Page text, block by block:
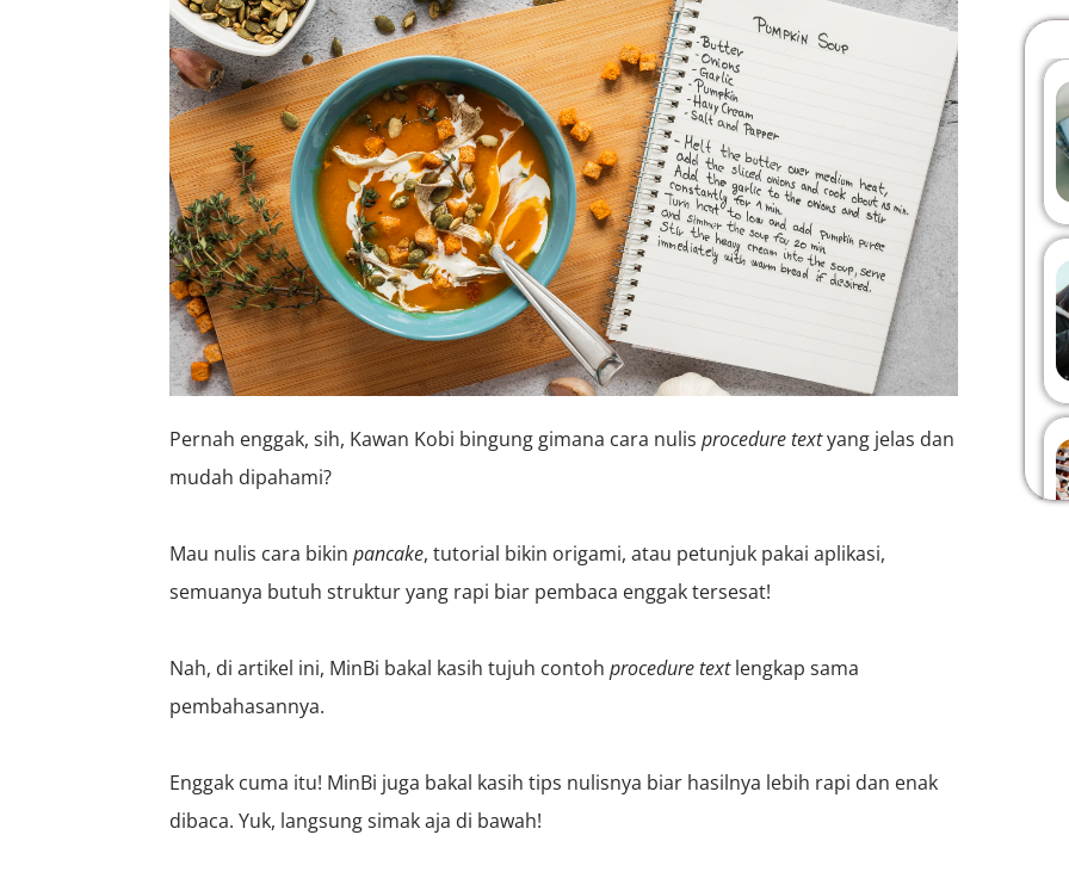
Pernah enggak, sih, Kawan Kobi bingung gimana cara nulis procedure textyang jelas dan
mudah dipahami?
Mau nulis cara bikin pancake, tutorial bikin origami, atau petunjuk pakai aplikasi,
semuanya butuh struktur yang rapi biar pembaca enggak tersesat!
Nah, di artikel ini, MinBi bakal kasih tujuh contoh procedure textlengkap sama
pembahasannya.
Enggak cuma itu! MinBi juga bakal kasih tips nulisnya biar hasilnya lebih rapi dan enak
dibaca. Yuk, langsung simakaja di bawah!